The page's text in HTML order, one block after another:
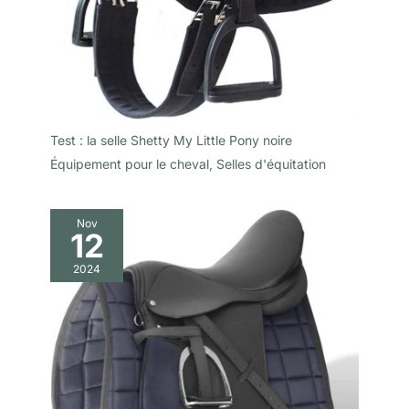
Test : la selle Shetty My Little Pony noire
Équipement pour le cheval, Selles d'équitation
Nov
12
2024